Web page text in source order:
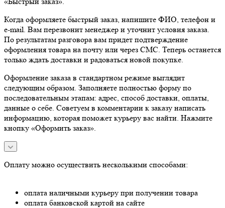
Когда оформляете быстрый заказ, напишите ФИО, телефон и
e-mail. Вам перезвонит менеджер и уточнит условия заказа.
По результатам разговора вам придет подтверждение
оформления товара на почту или через СМС. Теперь останется
только ждать доставки и радоваться новой покупке.
Оформление заказа в стандартном режиме выглядит
следующим образом. Заполняете полностью форму по
последовательным этапам: адрес, способ доставки, оплаты,
данные о себе. Советуем в комментарии к заказу написать
информацию, которая поможет курьеру вас найти. Нажмите
кнопку «Оформить заказ».
Оплату можно осуществить несколькими способами:
оплата наличными курьеру при получении товара
оплата банковской картой на сайте